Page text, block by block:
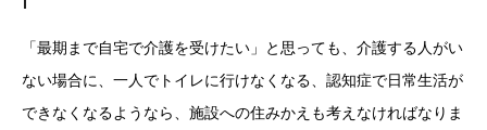
「最期まで自宅で介護を受けたい」と思っても、介護する人がい
ない場合に、一人でトイレに行けなくなる、認知症で日常生活が
できなくなるようなら、施設への住みかえも考えなければなりま